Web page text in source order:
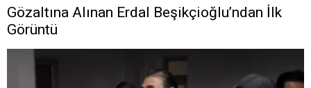
Gözaltına Alınan Erdal Beşikçioğlu’ndan İlk
Görüntü